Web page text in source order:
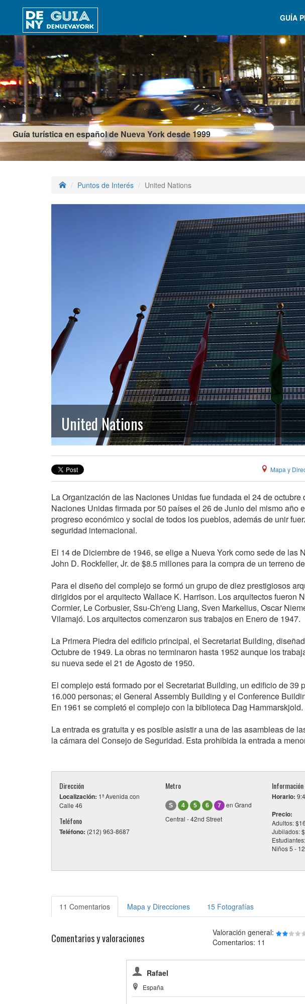
Guía turística en español de Nueva York desde 1999
GUÍA
Puntos de Interés United Nations
United Nations
Mapa y
La Organización de las Naciones Unidas fue fundada el 24 de
Naciones Unidas firmada por 50 países el 26 de Junio del mismo año
progreso económico y social de todos los pueblos, además de unir
seguridad internacional.
El 14 de Diciembre de 1946, se elige a Nueva York como sede de las
John D. Rockfeller, Jr. de $8.5 millones para la compra de un terreno
Para el diseño del complejo se formó un grupo de diez prestigiosos
dirigidos por el arquitecto Wallace K. Harrison. Los arquitectos fueron
Cormier, Le Corbusier, Ssu-Ch'eng Liang, Sven Markelius, Oscar
Vilamajó. Los arquitectos comenzaron sus trabajos en Enero de 1947.
La Primera Piedra del edificio principal, el Secretariat Building,
Octubre de 1949. La obras no terminaron hasta 1952 aunque los
su nueva sede el 21 de Agosto de 1950.
El complejo está formado por el Secretariat Building, un edificio de 39
16.000 personas; el General Assembly Building y el Conference
En 1961 se completó el complejo con la biblioteca Dag Hammarskjold.
La entrada es gratuita y es posible asistir a una de las asambleas de
la cámara del Consejo de Seguridad. Esta prohibida la entrada a
Dirección
Localización: 1ª Avenida con
Calle 46
Teléfono
Teléfono: (212) 963-8687
Metro
S 4 5 6 7
en Grand
Central - 42nd Street
Información
Horario:
Precio:
Adultos: $16
Jubilados:
Niños 5 -
11 Comentarios Mapa y Direcciones 15 Fotografías
Comentarios y valoraciones
Valoración general:
Comentarios: 11
Rafael
España